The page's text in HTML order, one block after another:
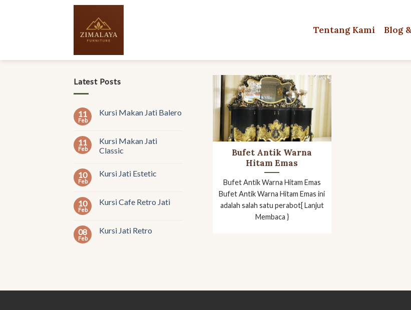
Tentang Kami Blog
Latest Posts
11
Feb
Kursi Makan Jati Balero
11
Feb
Kursi Makan Jati
Classic
10
Feb
Kursi Jati Estetic
10
Feb
Kursi Cafe Retro Jati
08
Feb
Kursi Jati Retro
Bufet Antik Warna
Hitam Emas
Bufet Antik Warna Hitam Emas
Bufet Antik Warna Hitam Emas ini
adalah salah satu perabot[ Lanjut
Membaca }